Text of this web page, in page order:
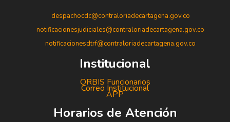
despachocdc@contraloriadecartagena.gov.co
notificacionesjudiciales@contraloriadecartagena.gov.co
notificacionesdtrf@contraloriadecartagena.gov.co
Institucional
ORBIS Funcionarios
Correo Institucional
APP
Horarios de Atención